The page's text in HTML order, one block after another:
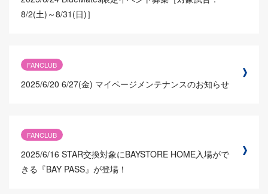
8/2(土)～8/31(日)］
FANCLUB
2025/6/20 6/27(金) マイページメンテナンスのお知らせ
FANCLUB
2025/6/16 STAR交換対象にBAYSTORE HOME入場がで
きる『BAY PASS』が登場！